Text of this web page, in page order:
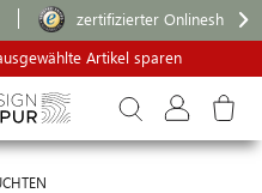
zertifizierter Onlineshop
Artikel sparen